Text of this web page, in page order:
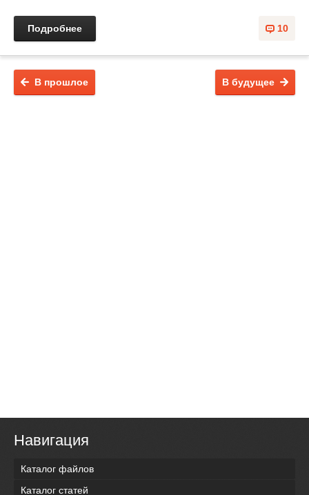
10
Подробнее
В будущее
В прошлое
Навигация
Каталог файлов
Каталог статей